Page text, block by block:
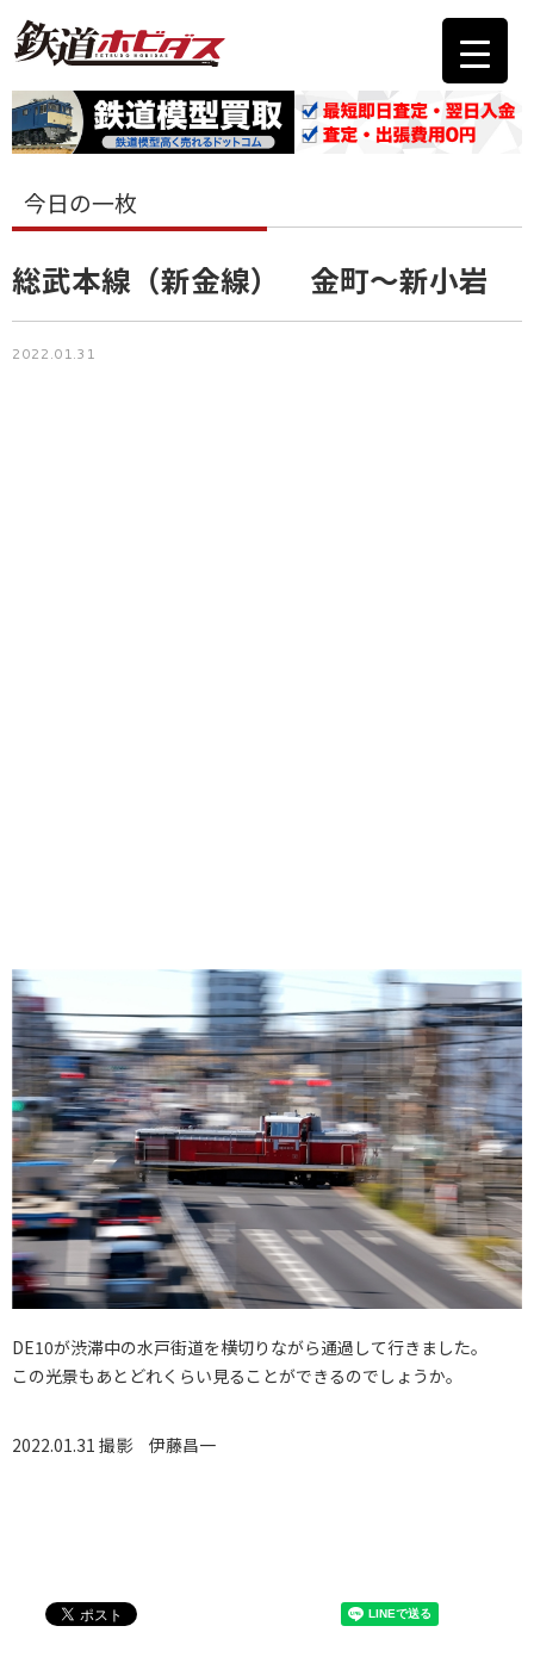
今日の一枚
総武本線（新金線） 金町～新小岩
2022.01.31
DE10が渋滞中の水戸街道を横切りながら通過して行きました。
この光景もあとどれくらい見ることができるのでしょうか。
2022.01.31 撮影 伊藤昌一